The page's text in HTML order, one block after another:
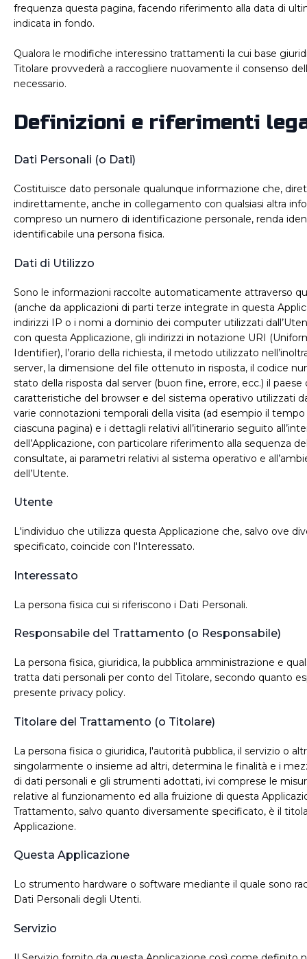
frequenza questa pagina, facendo riferimento alla data di
indicata in fondo.
Qualora le modifiche interessino trattamenti la cui base
Titolare provvederà a raccogliere nuovamente il consenso
necessario.
Definizioni e riferimenti
Dati Personali (o Dati)
Costituisce dato personale qualunque informazione che,
indirettamente, anche in collegamento con qualsiasi altra
compreso un numero di identificazione personale, renda
identificabile una persona fisica.
Dati di Utilizzo
Sono le informazioni raccolte automaticamente attraverso
(anche da applicazioni di parti terze integrate in questa
indirizzi IP o i nomi a dominio dei computer utilizzati
con questa Applicazione, gli indirizzi in notazione URI
Identifier), l’orario della richiesta, il metodo utilizzato
server, la dimensione del file ottenuto in risposta, il codice
stato della risposta dal server (buon fine, errore, ecc.) il paese
caratteristiche del browser e del sistema operativo utilizzati
varie connotazioni temporali della visita (ad esempio il
ciascuna pagina) e i dettagli relativi all’itinerario seguito
dell’Applicazione, con particolare riferimento alla sequenza
consultate, ai parametri relativi al sistema operativo e
dell’Utente.
Utente
L'individuo che utilizza questa Applicazione che, salvo ove
specificato, coincide con l'Interessato.
Interessato
La persona fisica cui si riferiscono i Dati Personali.
Responsabile del Trattamento (o Responsabile)
La persona fisica, giuridica, la pubblica amministrazione e
tratta dati personali per conto del Titolare, secondo quanto
presente privacy policy.
Titolare del Trattamento (o Titolare)
La persona fisica o giuridica, l'autorità pubblica, il servizio o
singolarmente o insieme ad altri, determina le finalità e i
di dati personali e gli strumenti adottati, ivi comprese le
relative al funzionamento ed alla fruizione di questa
Trattamento, salvo quanto diversamente specificato, è il
Applicazione.
Questa Applicazione
Lo strumento hardware o software mediante il quale sono
Dati Personali degli Utenti.
Servizio